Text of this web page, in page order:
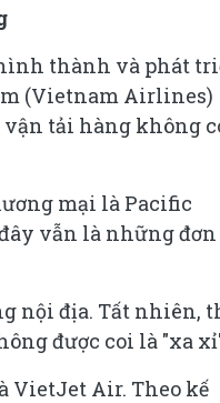
thành và phát
(Vietnam Airlines)
tải hàng không
mại là Pacific
vẫn là những
nội địa. Tất nhiên,
được coi là "xa
VietJet Air. Theo kế